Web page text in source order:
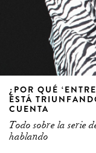
¿POR QUÉ
ESTÁ
CUENTA
Todo sobre la serie
hablando